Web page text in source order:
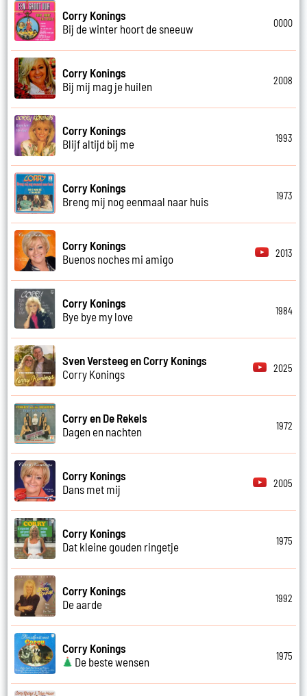
Corry Konings
Bij de winter hoort de sneeuw
0000
Corry Konings
Bij mij mag je huilen
2008
Corry Konings
Blijf altijd bij me
1993
Corry Konings
Breng mij nog eenmaal naar huis
1973
Corry Konings
Buenos noches mi amigo
2013
Corry Konings
Bye bye my love
1984
Sven Versteeg en Corry Konings
Corry Konings
2025
Corry en De Rekels
Dagen en nachten
1972
Corry Konings
Dans met mij
2005
Corry Konings
Dat kleine gouden ringetje
1975
Corry Konings
De aarde
1992
Corry Konings
De beste wensen
1975